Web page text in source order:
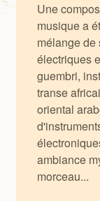
Une
musique a
mélange de
électriques
guembri,
transe
oriental
ambiance
morceau...